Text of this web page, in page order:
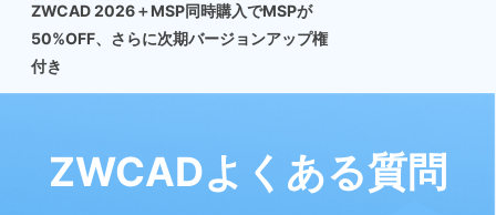
ZWCAD 2026＋MSP同時購入でMSPが
50%OFF、さらに次期バージョンアップ権
付き
ZWCADよくある質問